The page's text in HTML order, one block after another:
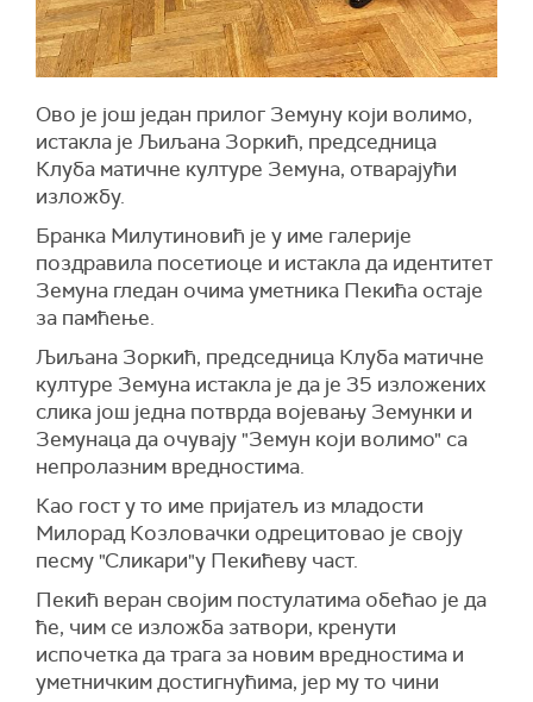
Ово је још један прилог Земуну који волимо,
истакла је Љиљана Зоркић, председница
Клуба матичне културе Земуна, отварајући
изложбу.
Бранка Милутиновић је у име галерије
поздравила посетиоце и истакла да идентитет
Земуна гледан очима уметника Пекића остаје
за памћење.
Љиљана Зоркић, председница Клуба матичне
културе Земуна истакла је да је 35 изложених
слика још једна потврда војевању Земунки и
Земунаца да очувају "Земун који волимо" са
непролазним вредностима.
Као гост у то име пријатељ из младости
Милорад Козловачки одрецитовао је своју
песму "Сликари"у Пекићеву част.
Пекић веран својим постулатима обећао је да
ће, чим се изложба затвори, кренути
испочетка да трага за новим вредностима и
уметничким достигнућима, јер му то чини